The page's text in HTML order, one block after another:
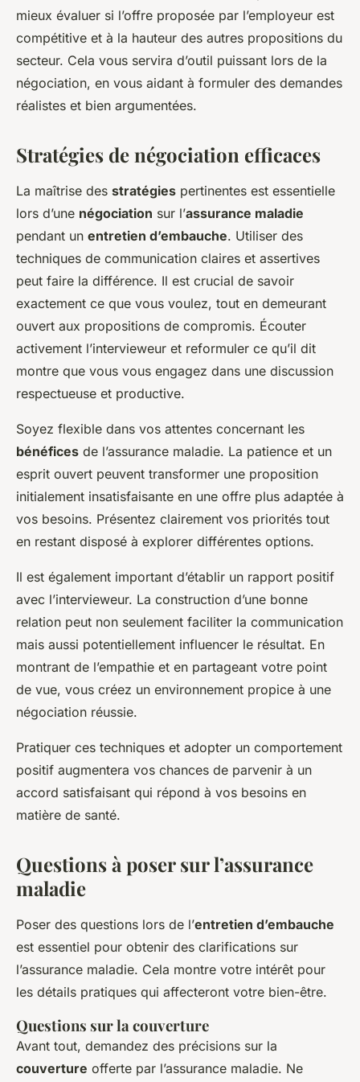
mieux évaluer si l’offre proposée par l’employeur est
compétitive et à la hauteur des autres propositions du
secteur. Cela vous servira d’outil puissant lors de la
négociation, en vous aidant à formuler des demandes
réalistes et bien argumentées.
Stratégies de négociation efficaces
La maîtrise des stratégies pertinentes est essentielle
lors d’une négociation sur l’assurance maladie
pendant un entretien d’embauche. Utiliser des
techniques de communication claires et assertives
peut faire la différence. Il est crucial de savoir
exactement ce que vous voulez, tout en demeurant
ouvert aux propositions de compromis. Écouter
activement l’intervieweur et reformuler ce qu’il dit
montre que vous vous engagez dans une discussion
respectueuse et productive.
Soyez flexible dans vos attentes concernant les
bénéfices de l’assurance maladie. La patience et un
esprit ouvert peuvent transformer une proposition
initialement insatisfaisante en une offre plus adaptée à
vos besoins. Présentez clairement vos priorités tout
en restant disposé à explorer différentes options.
Il est également important d’établir un rapport positif
avec l’intervieweur. La construction d’une bonne
relation peut non seulement faciliter la communication
mais aussi potentiellement influencer le résultat. En
montrant de l’empathie et en partageant votre point
de vue, vous créez un environnement propice à une
négociation réussie.
Pratiquer ces techniques et adopter un comportement
positif augmentera vos chances de parvenir à un
accord satisfaisant qui répond à vos besoins en
matière de santé.
Questions à poser sur l’assurance
maladie
Poser des questions lors de l’entretien d’embauche
est essentiel pour obtenir des clarifications sur
l’assurance maladie. Cela montre votre intérêt pour
les détails pratiques qui affecteront votre bien-être.
Questions sur la couverture
Avant tout, demandez des précisions sur la
couverture offerte par l’assurance maladie. Ne